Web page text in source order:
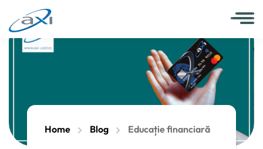
Home Blog Educație financiară